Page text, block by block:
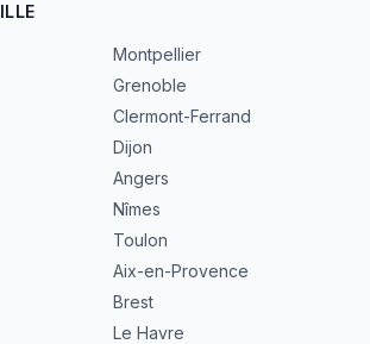
Montpellier
Grenoble
Clermont-Ferrand
Dijon
Angers
Nîmes
Toulon
Aix-en-Provence
Brest
Le Havre